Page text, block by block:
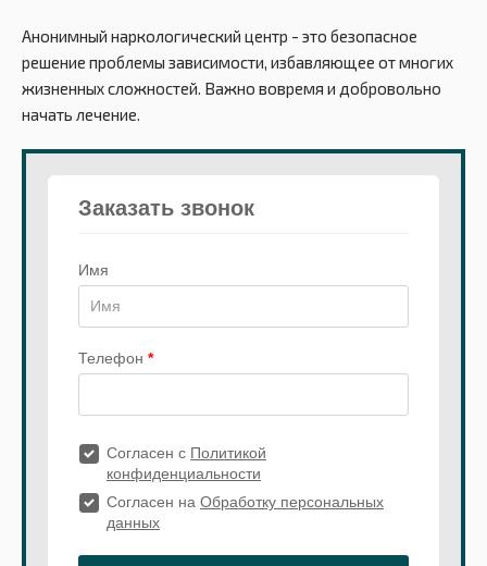
Анонимный наркологический центр - это безопасное
решение проблемы зависимости, избавляющее от многих
жизненных сложностей. Важно вовремя и добровольно
начать лечение.